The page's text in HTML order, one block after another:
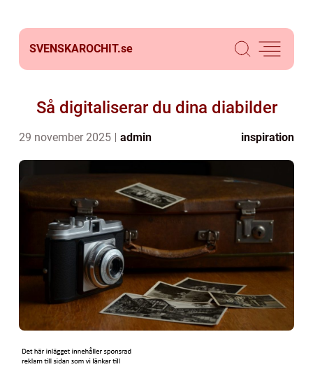
SVENSKAROCHIT.se
Så digitaliserar du dina diabilder
29 november 2025 admin inspiration